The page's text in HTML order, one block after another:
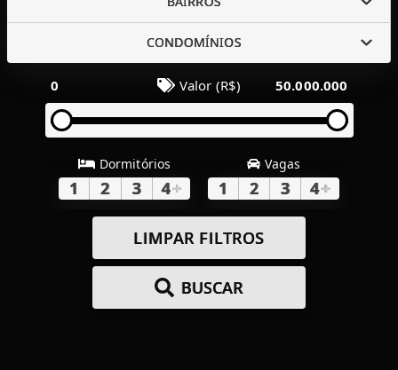
CONDOMÍNIOS
0 Valor (R$) 50.000.000
Dormitórios
1 2 3 4+
Vagas
1 2 3 4+
LIMPAR FILTROS
BUSCAR